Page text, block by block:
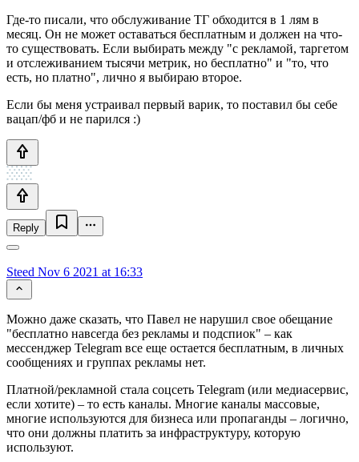
Где-то писали, что обслуживание ТГ обходится в 1 лям в
месяц. Он не может оставаться бесплатным и должен на что-
то существовать. Если выбирать между "с рекламой, таргетом
и отслеживанием тысячи метрик, но бесплатно" и "то, что
есть, но платно", лично я выбираю второе.
Если бы меня устраивал первый варик, то поставил бы себе
вацап/фб и не парился :)
Reply
Steed Nov 6 2021 at 16:33
Можно даже сказать, что Павел не нарушил свое обещание
"бесплатно навсегда без рекламы и подспиок" – как
мессенджер Telegram все еще остается бесплатным, в личных
сообщениях и группах рекламы нет.
Платной/рекламной стала соцсеть Telegram (или медиасервис,
если хотите) – то есть каналы. Многие каналы массовые,
многие используются для бизнеса или пропаганды – логично,
что они должны платить за инфраструктуру, которую
используют.